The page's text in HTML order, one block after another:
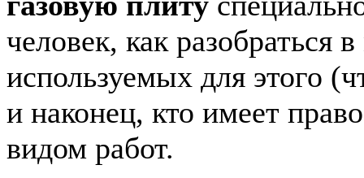
человек, как разобраться
используемых для этого
и наконец, кто имеет
видом работ.